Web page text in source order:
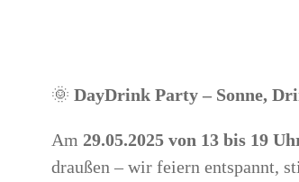
🌞 DayDrink Party – Sonne,
Am 29.05.2025 von 13 bis 19
draußen – wir feiern entspannt,